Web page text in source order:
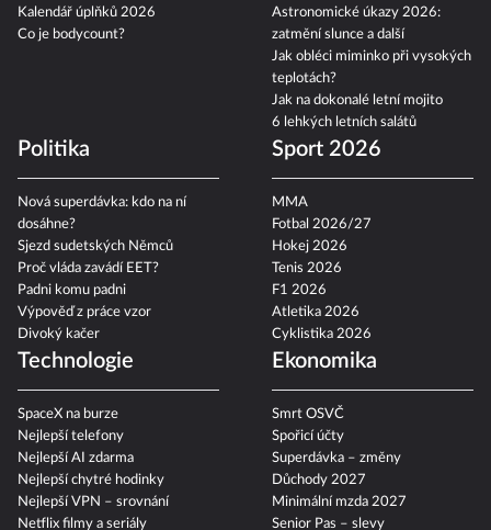
Kalendář úplňků 2026
Co je bodycount?
Astronomické úkazy 2026:
zatmění slunce a další
Jak obléci miminko při vysokých
teplotách?
Jak na dokonalé letní mojito
6 lehkých letních salátů
Politika
Nová superdávka: kdo na ní
dosáhne?
Sjezd sudetských Němců
Proč vláda zavádí EET?
Padni komu padni
Výpověď z práce vzor
Divoký kačer
Sport 2026
MMA
Fotbal 2026/27
Hokej 2026
Tenis 2026
F1 2026
Atletika 2026
Cyklistika 2026
Technologie
SpaceX na burze
Nejlepší telefony
Nejlepší AI zdarma
Nejlepší chytré hodinky
Nejlepší VPN – srovnání
Netflix filmy a seriály
Ekonomika
Smrt OSVČ
Spořicí účty
Superdávka – změny
Důchody 2027
Minimální mzda 2027
Senior Pas – slevy